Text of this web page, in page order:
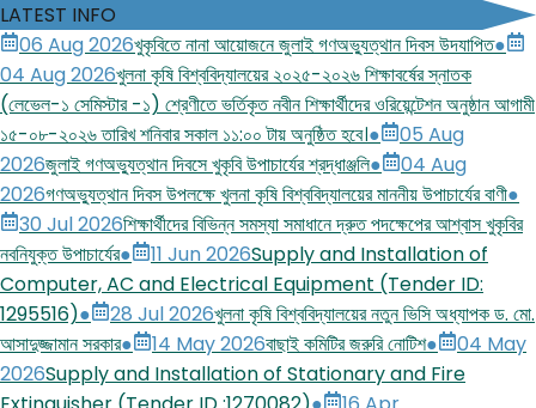
LATEST INFO
06 Aug 2026খুকৃবিতে নানা আয়োজনে জুলাই গণঅভ্যুত্থান দিবস উদযাপিত●
04 Aug 2026খুলনা কৃষি বিশ্ববিদ্যালয়ের ২০২৫-২০২৬ শিক্ষাবর্ষের স্নাতক
(লেভেল-১ সেমিস্টার -১) শ্রেণীতে ভর্তিকৃত নবীন শিক্ষার্থীদের ওরিয়েন্টেশন অনুষ্ঠান আগামী
১৫-০৮-২০২৬ তারিখ শনিবার সকাল ১১:০০ টায় অনুষ্ঠিত হবে।●
05 Aug
2026জুলাই গণঅভ্যুত্থান দিবসে খুকৃবি উপাচার্যের শ্রদ্ধাঞ্জলি●
04 Aug
2026গণঅভ্যুত্থান দিবস উপলক্ষে খুলনা কৃষি বিশ্ববিদ্যালয়ের মাননীয় উপাচার্যের বাণী●
30 Jul 2026শিক্ষার্থীদের বিভিন্ন সমস্যা সমাধানে দ্রুত পদক্ষেপের আশ্বাস খুকৃবির
নবনিযুক্ত উপাচার্যের● 11 Jun 2026Supply and Installation of
Computer, AC and Electrical Equipment (Tender ID:
1295516)● 28 Jul 2026খুলনা কৃষি বিশ্ববিদ্যালয়ের নতুন ভিসি অধ্যাপক ড. মো.
আসাদুজ্জামান সরকার● 14 May 2026বাছাই কমিটির জরুরি নোটিশ●
04 May
2026Supply and Installation of Stationary and Fire